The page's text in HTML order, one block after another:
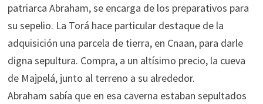
patriarca Abraham, se encarga de los preparativos para
su sepelio. La Torá hace particular destaque de la
adquisición una parcela de tierra, en Cnaan, para darle
digna sepultura. Compra, a un altísimo precio, la cueva
de Majpelá, junto al terreno a su alrededor.
Abraham sabía que en esa caverna estaban sepultados